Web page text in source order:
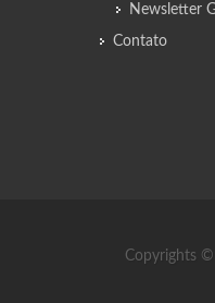
Newsletter
Contato
Copyrights